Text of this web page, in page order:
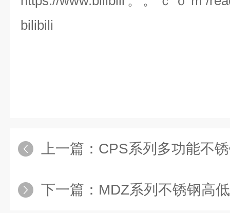
bilibili
上一篇： CPS系列多功能不
下一篇： MDZ系列不锈钢高